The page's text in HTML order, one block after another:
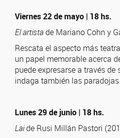
Viernes 22 de mayo | 18 hs.
El artistade Mariano Cohn y
Rescata el aspecto más
un papel memorable acerca
puede expresarse a través de
indaga también las
Lunes 29 de junio | 18 hs.
Laide Rusi Millán Pastori